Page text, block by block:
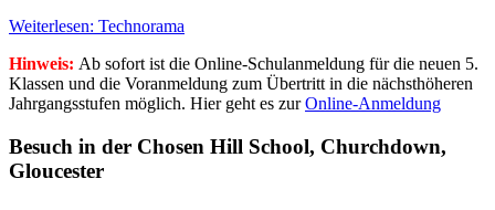
Weiterlesen: Technorama
Hinweis: Ab sofort ist die Online-Schulanmeldung für die neuen 5.
Klassen und die Voranmeldung zum Übertritt in die nächsthöheren
Jahrgangsstufen möglich. Hier geht es zurOnline-Anmeldung
Besuch in der Chosen Hill School, Churchdown,
Gloucester